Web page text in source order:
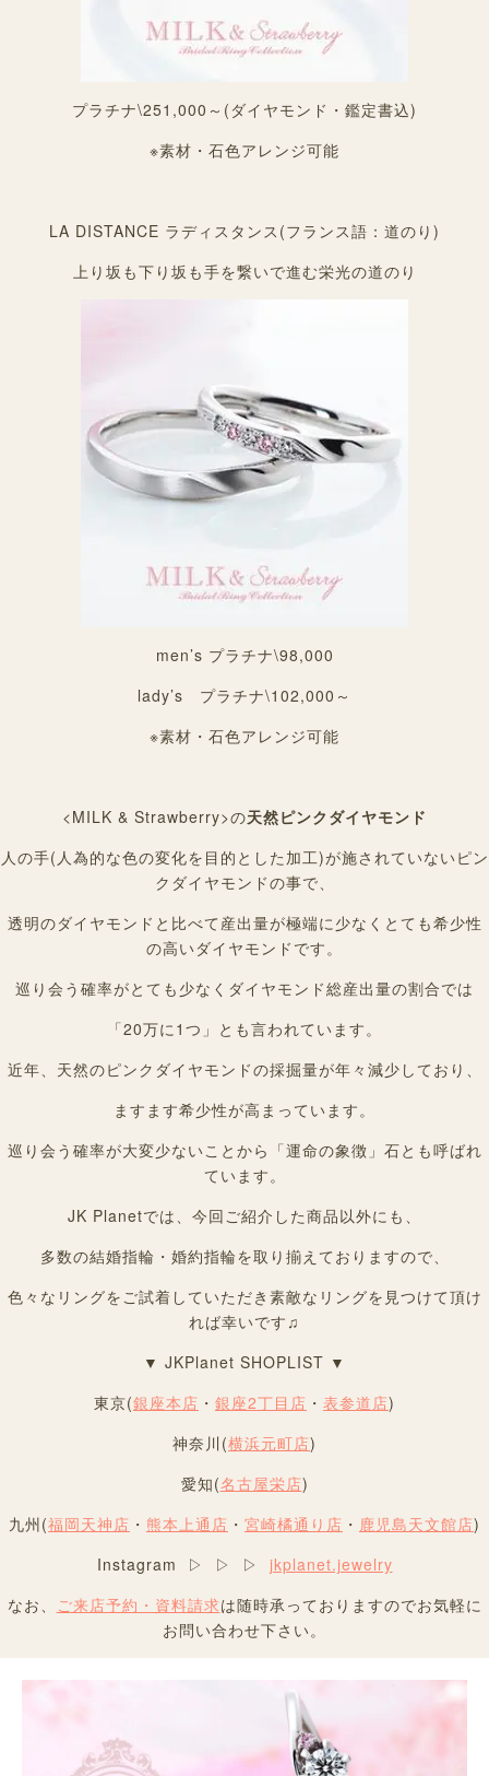
プラチナ\251,000～(ダイヤモンド・鑑定書込)
※素材・石色アレンジ可能
LA DISTANCE ラディスタンス(フランス語：道のり)
上り坂も下り坂も手を繋いで進む栄光の道のり
men’s プラチナ\98,000
lady’s プラチナ\102,000～
※素材・石色アレンジ可能
<MILK & Strawberry>の天然ピンクダイヤモンド
人の手(人為的な色の変化を目的とした加工)が施されていないピン
クダイヤモンドの事で、
透明のダイヤモンドと比べて産出量が極端に少なくとても希少性
の高いダイヤモンドです。
巡り会う確率がとても少なくダイヤモンド総産出量の割合では
「20万に1つ」とも言われています。
近年、天然のピンクダイヤモンドの採掘量が年々減少しており、
ますます希少性が高まっています。
巡り会う確率が大変少ないことから「運命の象徴」石とも呼ばれ
ています。
JK Planetでは、今回ご紹介した商品以外にも、
多数の結婚指輪・婚約指輪を取り揃えておりますので、
色々なリングをご試着していただき素敵なリングを見つけて頂け
れば幸いです♫
▼ JKPlanet SHOPLIST ▼
東京(銀座本店 ・ 銀座2丁目店 ・ 表参道店)
神奈川(横浜元町店)
愛知(名古屋栄店)
九州(福岡天神店 ・ 熊本上通店 ・ 宮崎橘通り店 ・ 鹿児島天文館店)
Instagram ▷ ▷ ▷ jkplanet.jewelry
なお、
ご来店予約・資料請求は随時承っておりますのでお気軽に
お問い合わせ下さい。